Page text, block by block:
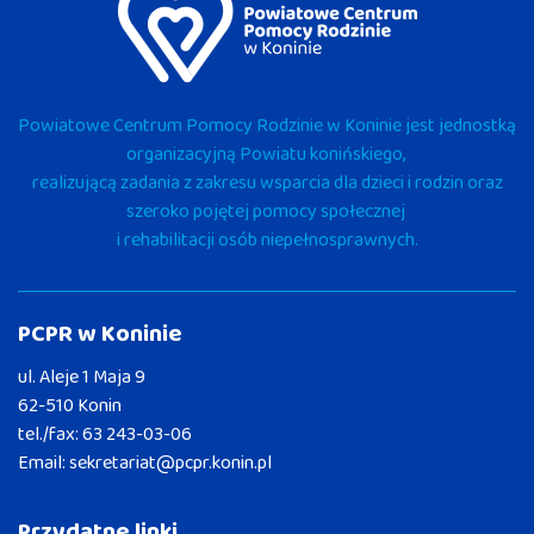
Powiatowe Centrum Pomocy Rodzinie w Koninie jest jednostką
organizacyjną Powiatu konińskiego,
realizującą zadania z zakresu wsparcia dla dzieci i rodzin oraz
szeroko pojętej pomocy społecznej
i rehabilitacji osób niepełnosprawnych.
PCPR w Koninie
ul. Aleje 1 Maja 9
62-510 Konin
tel./fax:63 243-03-06
Email:sekretariat@pcpr.konin.pl